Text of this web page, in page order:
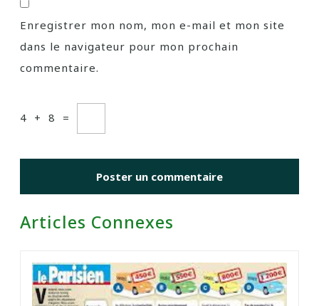
Enregistrer mon nom, mon e-mail et mon site
dans le navigateur pour mon prochain
commentaire.
4 + 8 =
Articles Connexes